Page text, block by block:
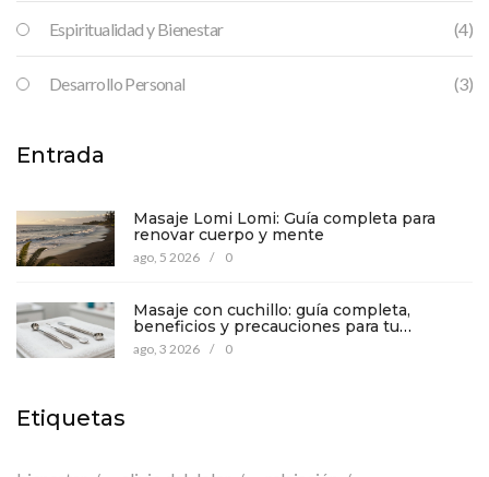
Espiritualidad y Bienestar (4)
Desarrollo Personal (3)
Entrada
Masaje Lomi Lomi: Guía completa para
renovar cuerpo y mente
ago, 5 2026 / 0
Masaje con cuchillo: guía completa,
beneficios y precauciones para tu
bienestar
ago, 3 2026 / 0
Etiquetas